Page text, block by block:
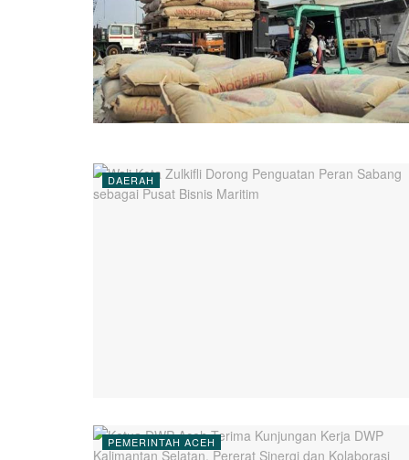
DAERAH
PEMERINTAH ACEH